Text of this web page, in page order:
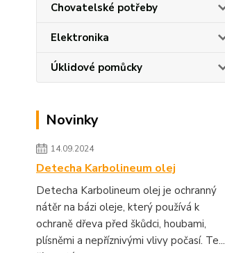
Chovatelské potřeby
Elektronika
Úklidové pomůcky
Novinky
14.09.2024
Detecha Karbolineum olej
Detecha Karbolineum olej je ochranný
nátěr na bázi oleje, který používá k
ochraně dřeva před škůdci, houbami,
plísněmi a nepříznivými vlivy počasí. Te...